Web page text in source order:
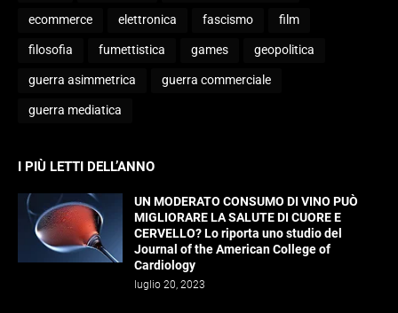
ecommerce elettronica fascismo film
filosofia fumettistica games geopolitica
guerra asimmetrica guerra commerciale
guerra mediatica
I PIÙ LETTI DELL’ANNO
UN MODERATO CONSUMO DI VINO PUÒ
MIGLIORARE LA SALUTE DI CUORE E
CERVELLO? Lo riporta uno studio del
Journal of the American College of
Cardiology
luglio 20, 2023